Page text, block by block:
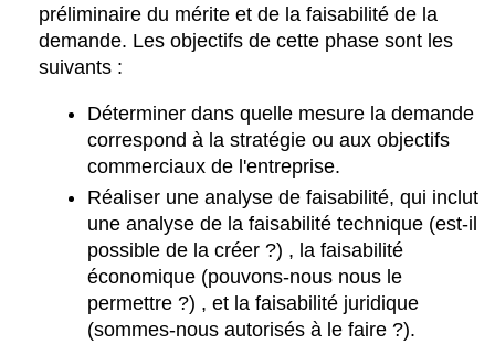
préliminaire du mérite et de la faisabilité de la
demande. Les objectifs de cette phase sont les
suivants :
Déterminer dans quelle mesure la demande
correspond à la stratégie ou aux objectifs
commerciaux de l'entreprise.
Réaliser une analyse de faisabilité, qui inclut
une analyse de la faisabilité technique (est-il
possible de la créer ?) , la faisabilité
économique (pouvons-nous nous le
permettre ?) , et la faisabilité juridique
(sommes-nous autorisés à le faire ?).